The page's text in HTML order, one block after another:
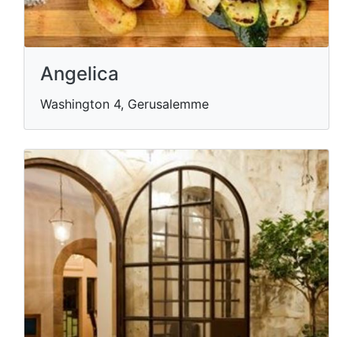
Angelica
Washington 4, Gerusalemme